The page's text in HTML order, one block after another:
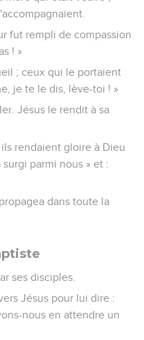
fut rempli de compassion
! »
; ceux qui le portaient
je te le dis, lève-toi ! »
Jésus le rendit à sa
rendaient gloire à Dieu
parmi nous » et :
dans toute la
ses disciples.
Jésus pour lui dire :
nous en attendre un